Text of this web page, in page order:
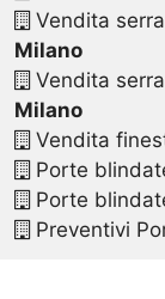
Vendita
Milano
Vendita
Milano
Vendita
Porte
Porte
Preventivi